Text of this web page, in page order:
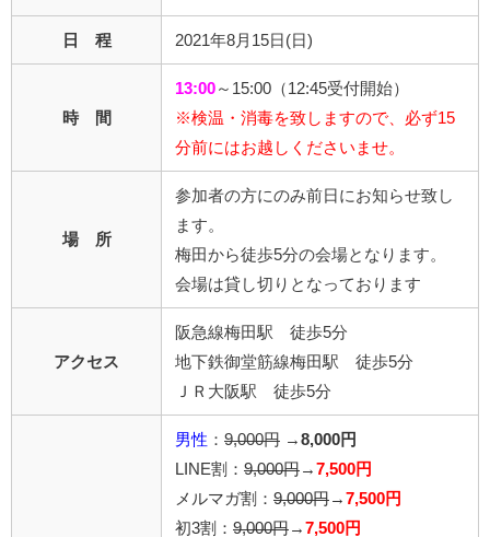
日 程 2021年8月15日(日)
時 間
13:00 ～15:00（12:45受付開始）
※検温・消毒を致しますので、必ず15
分前にはお越しくださいませ。
場 所
参加者の方にのみ前日にお知らせ致し
ます。
梅田から徒歩5分の会場となります。
会場は貸し切りとなっております
アクセス
阪急線梅田駅 徒歩5分
地下鉄御堂筋線梅田駅 徒歩5分
ＪＲ大阪駅 徒歩5分
男性 ： 9,000円 → 8,000円
LINE割： 9,000円 → 7,500円
メルマガ割： 9,000円 → 7,500円
初3割： 9,000円 → 7,500円